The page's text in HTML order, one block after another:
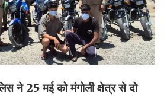
ने 25 मई को मंगोली क्षेत्र से दो